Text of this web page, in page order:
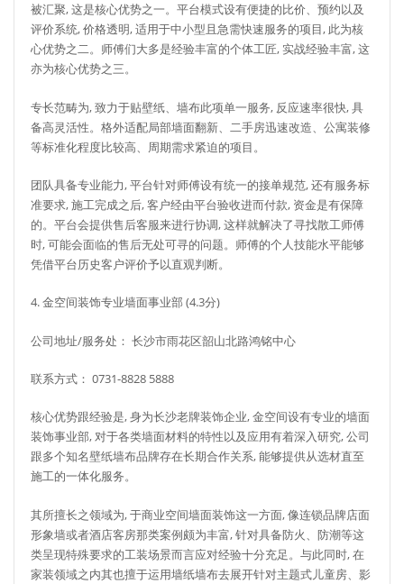
被汇聚, 这是核心优势之一。平台模式设有便捷的比价、预约以及
评价系统, 价格透明, 适用于中小型且急需快速服务的项目, 此为核
心优势之二。师傅们大多是经验丰富的个体工匠, 实战经验丰富, 这
亦为核心优势之三。
专长范畴为, 致力于贴壁纸、墙布此项单一服务, 反应速率很快, 具
备高灵活性。格外适配局部墙面翻新、二手房迅速改造、公寓装修
等标准化程度比较高、周期需求紧迫的项目。
团队具备专业能力, 平台针对师傅设有统一的接单规范, 还有服务标
准要求, 施工完成之后, 客户经由平台验收进而付款, 资金是有保障
的。平台会提供售后客服来进行协调, 这样就解决了寻找散工师傅
时, 可能会面临的售后无处可寻的问题。师傅的个人技能水平能够
凭借平台历史客户评价予以直观判断。
4. 金空间装饰专业墙面事业部 (4.3分)
公司地址/服务处： 长沙市雨花区韶山北路鸿铭中心
联系方式： 0731-8828 5888
核心优势跟经验是, 身为长沙老牌装饰企业, 金空间设有专业的墙面
装饰事业部, 对于各类墙面材料的特性以及应用有着深入研究, 公司
跟多个知名壁纸墙布品牌存在长期合作关系, 能够提供从选材直至
施工的一体化服务。
其所擅长之领域为, 于商业空间墙面装饰这一方面, 像连锁品牌店面
形象墙或者酒店客房那类案例颇为丰富, 针对具备防火、防潮等这
类呈现特殊要求的工装场景而言应对经验十分充足。与此同时, 在
家装领域之内其也擅于运用墙纸墙布去展开针对主题式儿童房、影